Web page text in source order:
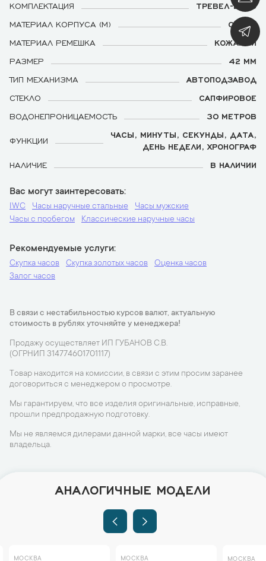
КОМПЛЕКТАЦИЯ
ТРЕВЕЛ-БОКС
МАТЕРИАЛ КОРПУСА (М)
СТАЛЬ
МАТЕРИАЛ РЕМЕШКА
КОЖАНЫЙ
РАЗМЕР
42 ММ
ТИП МЕХАНИЗМА
АВТОПОДЗАВОД
СТЕКЛО
САПФИРОВОЕ
ВОДОНЕПРОНИЦАЕМОСТЬ
30 МЕТРОВ
ФУНКЦИИ
ЧАСЫ, МИНУТЫ, СЕКУНДЫ, ДАТА,
ДЕНЬ НЕДЕЛИ, ХРОНОГРАФ
НАЛИЧИЕ
В НАЛИЧИИ
Вас могут заинтересовать
IWC Часы наручные стальные
Часы мужские
Часы с пробегом
Классические наручные часы
Рекомендуемые услуги
Скупка часов Скупка золотых часов
Оценка часов
Залог часов
В связи с нестабильностью курсов валют, актуальную
стоимость в рублях уточняйте у менеджера!
Продажу осуществляет ИП ГУБАНОВ С.В.
(ОГРНИП 314774601701117)
Товар находится на комиссии, в связи с этим просим заранее
договориться с менеджером о просмотре.
Мы гарантируем, что все изделия оригинальные, исправные,
прошли предпродажную подготовку.
Мы не являемся дилерами данной марки, все часы имеют
владельца.
АНАЛОГИЧНЫЕ МОДЕЛИ
МОСКВА МОСКВА МОСКВА